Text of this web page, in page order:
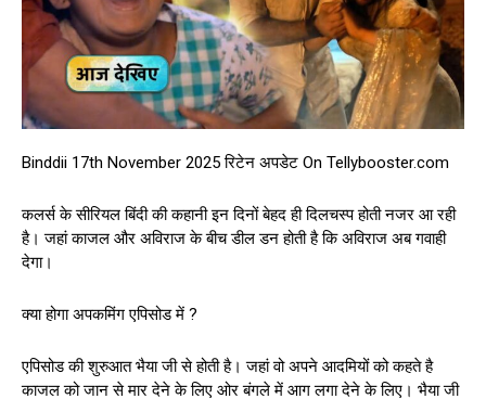
Binddii 17th November 2025 रिटेन अपडेट On Tellybooster.com
कलर्स के सीरियल बिंदी की कहानी इन दिनों बेहद ही दिलचस्प होती नजर आ रही
है। जहां काजल और अविराज के बीच डील डन होती है कि अविराज अब गवाही
देगा।
क्या होगा अपकमिंग एपिसोड में ?
एपिसोड की शुरुआत भैया जी से होती है। जहां वो अपने आदमियों को कहते है
काजल को जान से मार देने के लिए ओर बंगले में आग लगा देने के लिए। भैया जी